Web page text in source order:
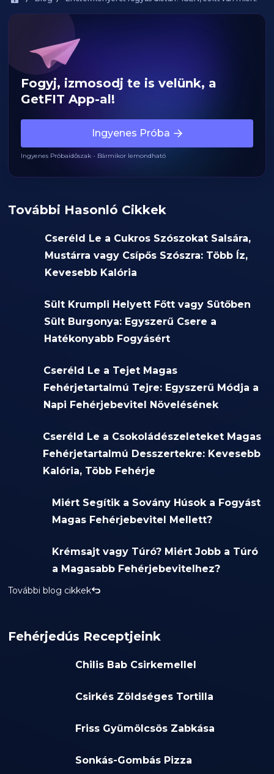
Fogyj, izmosodj te is velünk, a
GetFIT App-al!
Ingyenes Próba
Ingyenes Próbaidőszak - Bármikor lemondható
További Hasonló Cikkek
Cseréld Le a Cukros Szószokat Salsára,
Mustárra vagy Csípős Szószra: Több Íz,
Kevesebb Kalória
Sült Krumpli Helyett Főtt vagy Sütőben
Sült Burgonya: Egyszerű Csere a
Hatékonyabb Fogyásért
Cseréld Le a Tejet Magas
Fehérjetartalmú Tejre: Egyszerű Módja a
Napi Fehérjebevitel Növelésének
Cseréld Le a Csokoládészeleteket Magas
Fehérjetartalmú Desszertekre: Kevesebb
Kalória, Több Fehérje
Miért Segítik a Sovány Húsok a Fogyást
Magas Fehérjebevitel Mellett?
Krémsajt vagy Túró? Miért Jobb a Túró
a Magasabb Fehérjebevitelhez?
További blog cikkek
Fehérjedús Receptjeink
Chilis Bab Csirkemellel
Csirkés Zöldséges Tortilla
Friss Gyümölcsös Zabkása
Sonkás-Gombás Pizza